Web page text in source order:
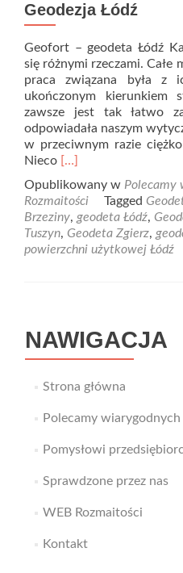
Geodezja Łódź
Geofort – geodeta Łódź
się różnymi rzeczami. Całe
praca związana była z
ukończonym kierunkiem
zawsze jest tak łatwo
odpowiadała naszym
w przeciwnym razie
Nieco Read
about
Geodezja
Łódź
[…]
Opublikowany w Polecamy
Rozmaitości
Tagged
Brzeziny, geodeta Łódź,
Tuszyn, Geodeta Zgierz,
powierzchni użytkowej Łódź
NAWIGACJA
Strona główna
Polecamy wiarygodnych
Pomysłowi
Sprawdzone przez nas
WEB Rozmaitości
Kontakt